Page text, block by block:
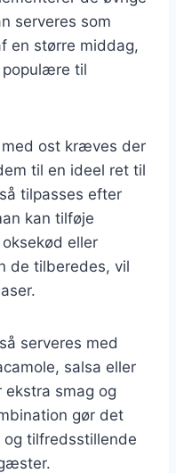
serveres som
en større middag,
populære til
ost kræves der
til en ideel ret til
tilpasses efter
kan tilføje
eller
de tilberedes, vil
serveres med
salsa eller
smag og
gør det
tilfredsstillende